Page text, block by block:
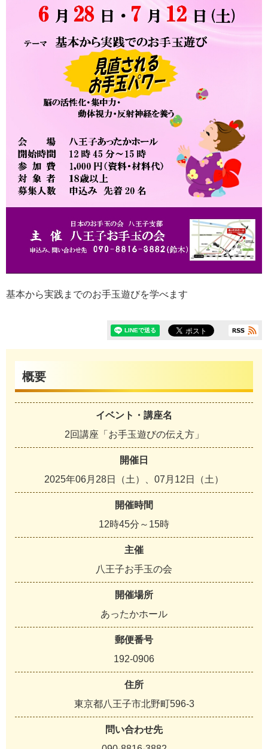
基本から実践までのお手玉遊びを学べます
概要
イベント・講座名
2回講座「お手玉遊びの伝え方」
開催日
2025年06月28日（土）、07月12日（土）
開催時間
12時45分～15時
主催
八王子お手玉の会
開催場所
あったかホール
郵便番号
192-0906
住所
東京都八王子市北野町596-3
問い合わせ先